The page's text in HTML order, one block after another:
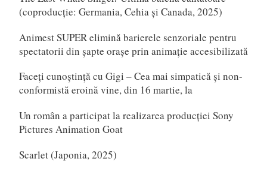
(coproducție: Germania, Cehia și Canada, 2025)
Animest SUPER elimină barierele senzoriale pentru
spectatorii din șapte orașe prin animație accesibilizată
Faceți cunoștință cu Gigi – Cea mai simpatică și non-
conformistă eroină vine, din 16 martie, la
Un român a participat la realizarea producției Sony
Pictures Animation Goat
Scarlet (Japonia, 2025)